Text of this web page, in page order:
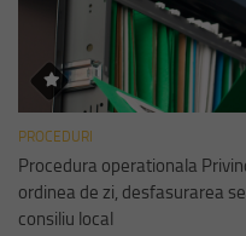
PROCEDURI
Procedura operationala
ordinea de zi, desfasurarea
consiliu local